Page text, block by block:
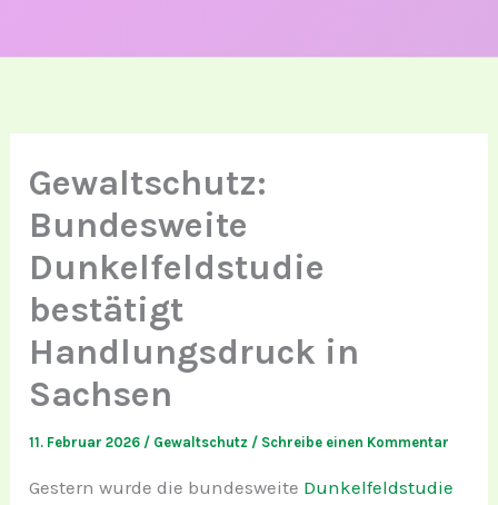
Gewaltschutz:
Bundesweite
Dunkelfeldstudie
bestätigt
Handlungsdruck in
Sachsen
11. Februar 2026 / Gewaltschutz / Schreibe einen Kommentar
Gestern wurde die bundesweite Dunkelfeldstudie